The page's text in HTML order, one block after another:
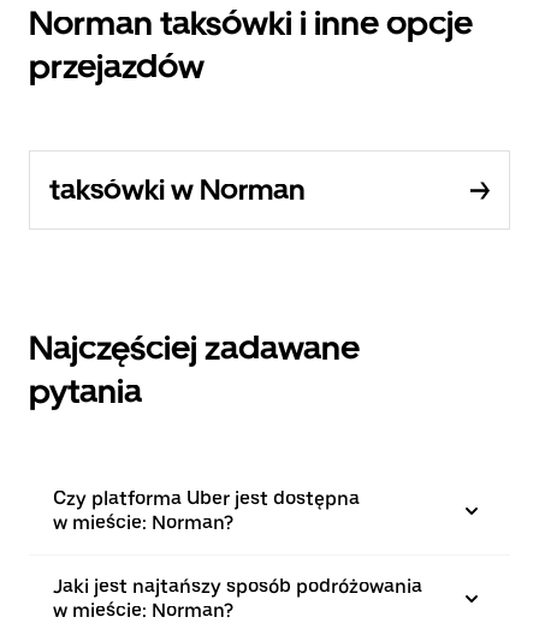
Norman taksówki i inne opcje
przejazdów
taksówki w Norman
Najczęściej zadawane
pytania
Czy platforma Uber jest dostępna
w mieście: Norman?
Jaki jest najtańszy sposób podróżowania
w mieście: Norman?